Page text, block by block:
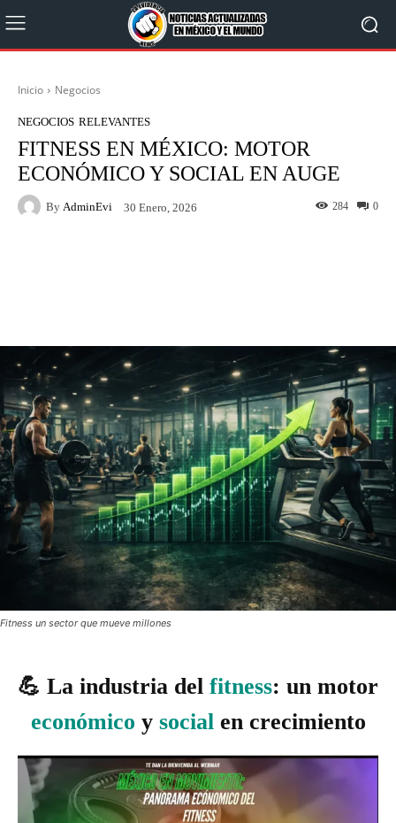
Inicio Negocios
NEGOCIOS RELEVANTES
FITNESS EN MÉXICO: MOTOR
ECONÓMICO Y SOCIAL EN AUGE
By AdminEvi 30 Enero, 2026 0
284
Fitness un sector que mueve millones
💪 La industria del fitness: un motor
económico y socialen crecimiento